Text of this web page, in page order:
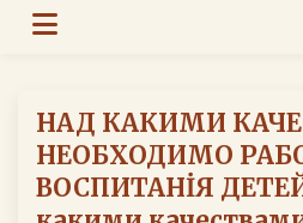
НАД КАКИМИ
НЕОБХОДИМО
ВОСПИТАНİЯ